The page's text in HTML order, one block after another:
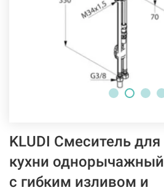
KLUDI Смеситель для
кухни однорычажный
с гибким изливом и